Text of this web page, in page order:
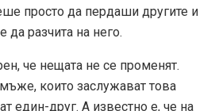
просто да пердаши другите и
разчита на него.
че нещата не се променят.
които заслужават това
един-друг. А известно е, че на